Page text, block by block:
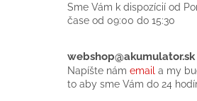
Sme Vám k dispozícií od
čase od 09:00 do 15:30
webshop@akumulator.sk
Napíšte nám email a my
to aby sme Vám do 24